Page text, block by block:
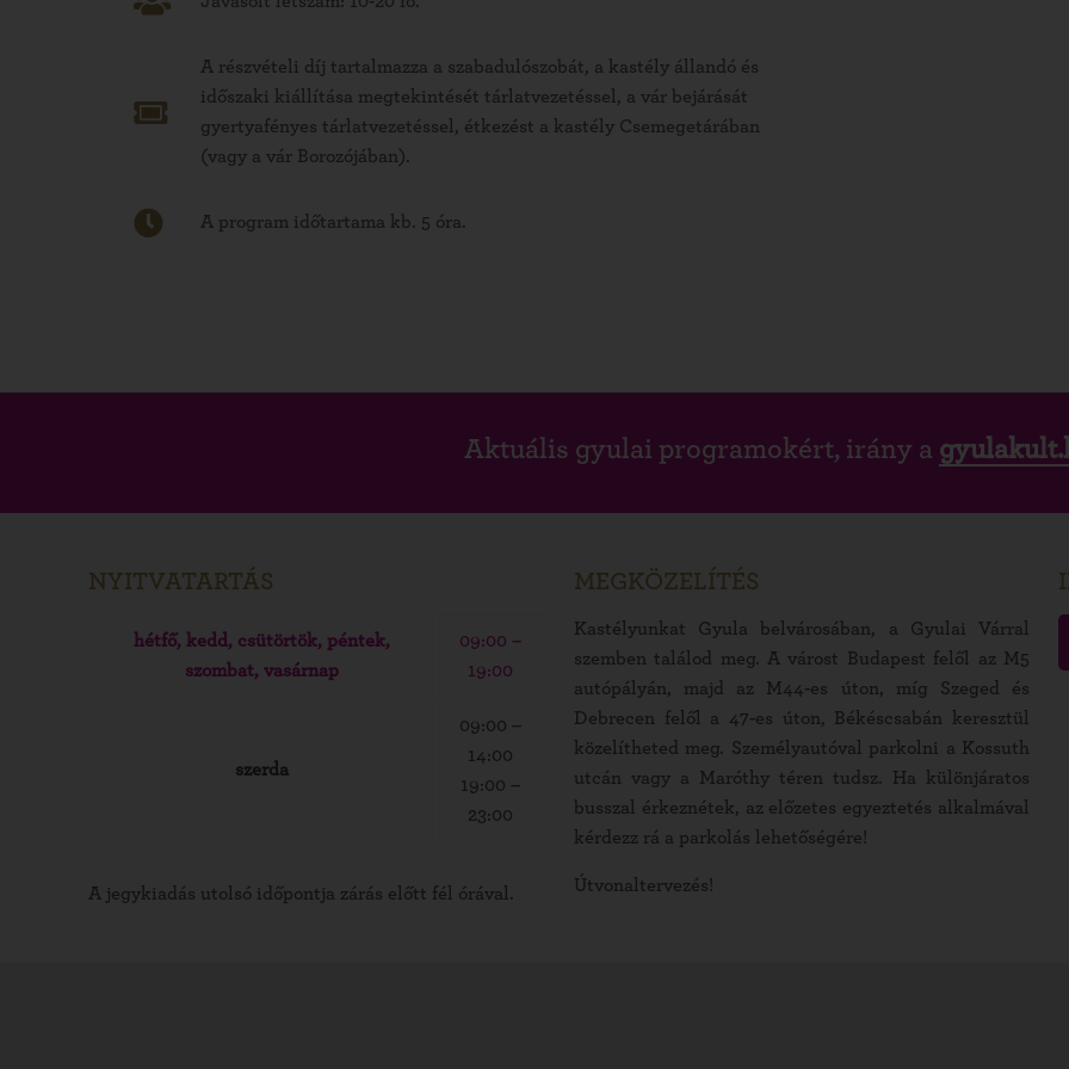
A részvételi díj tartalmazza a szabadulószobát, a kastély állandó és
időszaki kiállítása megtekintését tárlatvezetéssel, a vár bejárását
gyertyafényes tárlatvezetéssel, étkezést a kastély Csemegetárában
(vagy a vár Borozójában).
A program időtartama kb. 5 óra.
Aktuális gyulai programokért, irány a
NYITVATARTÁS
hétfő, kedd, csütörtök, péntek,
szombat, vasárnap
09:00 –
19:00
szerda
09:00 –
14:00
19:00 –
23:00
A jegykiadás utolsó időpontja zárás előtt fél órával.
MEGKÖZELÍTÉS
Kastélyunkat Gyula belvárosában, a Gyulai Várral
szemben találod meg. A várost Budapest felől az M5
autópályán, majd az M44-es úton, míg Szeged és
Debrecen felől a 47-es úton, Békéscsabán keresztül
közelítheted meg. Személyautóval parkolni a Kossuth
utcán vagy a Maróthy téren tudsz. Ha különjáratos
busszal érkeznétek, az előzetes egyeztetés alkalmával
kérdezz rá a parkolás lehetőségére!
Útvonaltervezés!